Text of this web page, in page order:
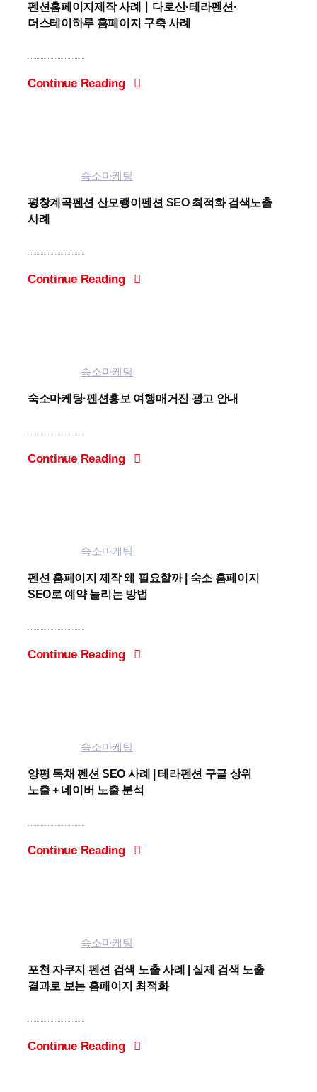
펜션홈페이지제작 사례｜다로산·테라펜션·
더스테이하루 홈페이지 구축 사례
Continue Reading
숙소마케팅
평창계곡펜션 산모랭이펜션 SEO 최적화 검색노출
사례
Continue Reading
숙소마케팅
숙소마케팅·펜션홍보 여행매거진 광고 안내
Continue Reading
숙소마케팅
펜션 홈페이지 제작 왜 필요할까 | 숙소 홈페이지
SEO로 예약 늘리는 방법
Continue Reading
숙소마케팅
양평 독채 펜션 SEO 사례 | 테라펜션 구글 상위
노출 + 네이버 노출 분석
Continue Reading
숙소마케팅
포천 자쿠지 펜션 검색 노출 사례 | 실제 검색 노출
결과로 보는 홈페이지 최적화
Continue Reading